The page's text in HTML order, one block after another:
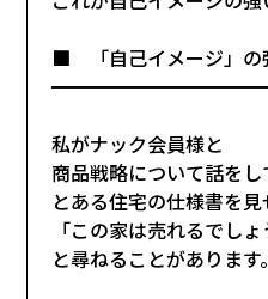
■ 「自己イメージ」の
私がナック会員様と
商品戦略について話をし
とある住宅の仕様書を見
「この家は売れるでしょ
と尋ねることがあります。